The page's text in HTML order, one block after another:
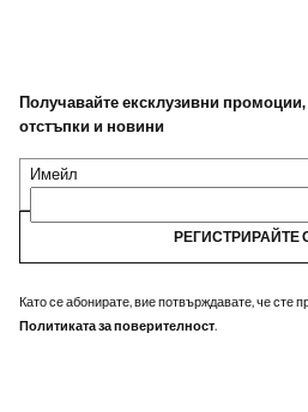
Получавайте ексклузивни
отстъпки и новини
Имейл
РЕГИСТРИРАЙТЕ
Като се абонирате, вие потвърждавате, че сте
Политиката за поверителност.